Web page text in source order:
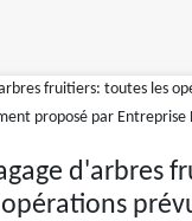
d'arbres